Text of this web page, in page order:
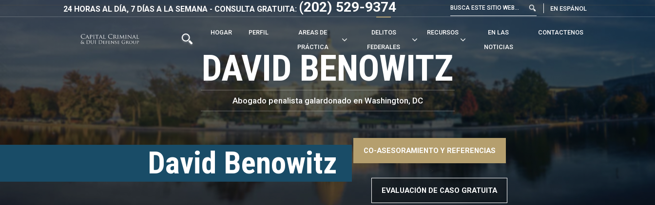
24 HORAS AL DÍA, 7 DÍAS A LA SEMANA - CONSULTA GRATUITA: (202) 529-9374 EN ESPÁNOL
HOGAR PERFIL
AREAS DE
PRÁCTICA
DELITOS
FEDERALES
RECURSOS
EN LAS
NOTICIAS
CONTACTENOS
DAVID BENOWITZ
Abogado penalista galardonado en Washington, DC
David Benowitz
–>
CO-ASESORAMIENTO Y REFERENCIAS
EVALUACIÓN DE CASO GRATUITA